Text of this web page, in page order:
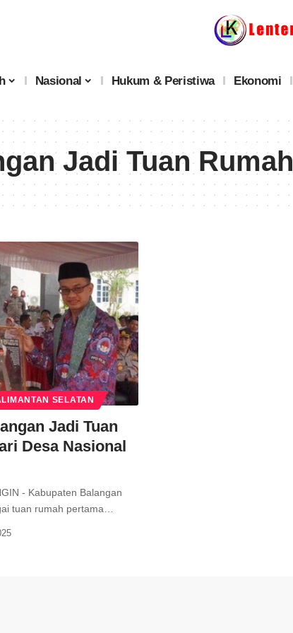
Nasional Hukum & Peristiwa Ekonomi
Jadi Tuan Rumah
SELATAN
Jadi Tuan
Desa Nasional
- Kabupaten Balangan
tuan rumah pertama…